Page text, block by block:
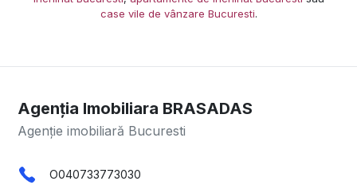
case vile de vânzare Bucuresti.
Agenția Imobiliara BRASADAS
Agenție imobiliară Bucuresti
O040733773030